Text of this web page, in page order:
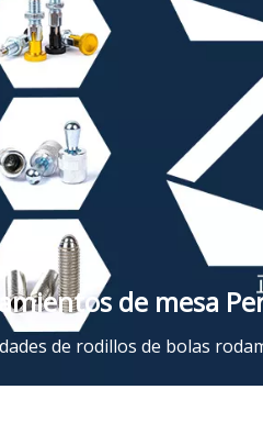
de mesa
de rodillos de bolas